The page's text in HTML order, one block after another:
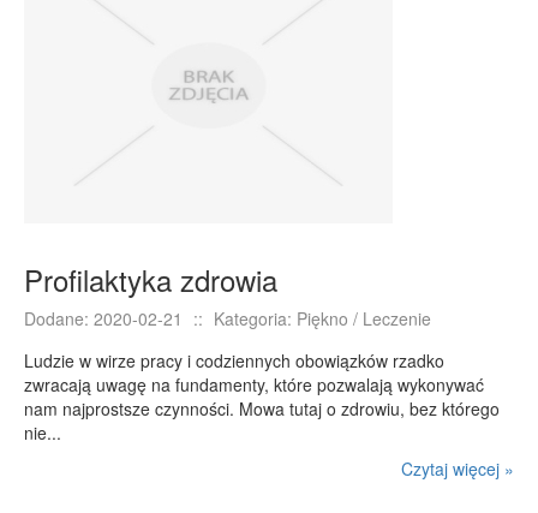
Wypoczynek
Dietetyka, Odchudzanie
Kosmetyki
Leczenie
APLIKACJE
Oprogramowanie
KONTAKT
Profilaktyka zdrowia
Dodane: 2020-02-21 :: Kategoria: Piękno / Leczenie
Ludzie w wirze pracy i codziennych obowiązków rzadko
zwracają uwagę na fundamenty, które pozwalają wykonywać
nam najprostsze czynności. Mowa tutaj o zdrowiu, bez którego
nie...
Czytaj więcej »